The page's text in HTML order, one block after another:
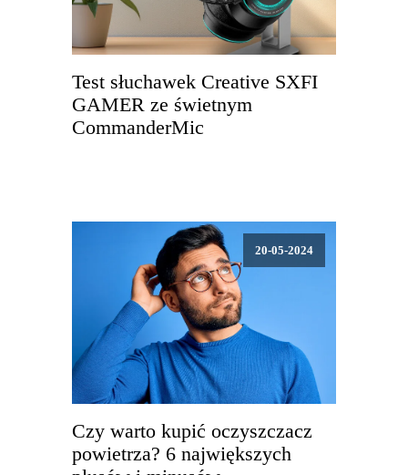
Test słuchawek Creative SXFI
GAMER ze świetnym
CommanderMic
20-05-2024
Czy warto kupić oczyszczacz
powietrza? 6 największych